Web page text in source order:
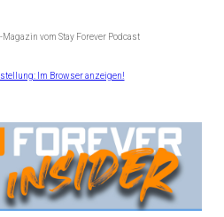
vom Stay Forever Podcast
Im Browser anzeigen!